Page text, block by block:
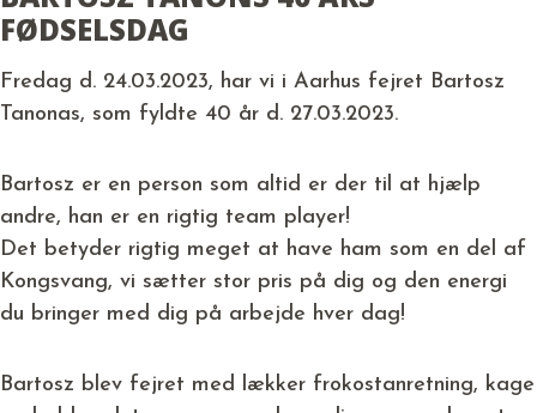
FØDSELSDAG
Fredag d. 24.03.2023, har vi i Aarhus fejret Bartosz
Tanonas, som fyldte 40 år d. 27.03.2023.
Bartosz er en person som altid er der til at hjælp
andre, han er en rigtig team player!
Det betyder rigtig meget at have ham som en del af
Kongsvang, vi sætter stor pris på dig og den energi
du bringer med dig på arbejde hver dag!
Bartosz blev fejret med lækker frokostanretning, kage